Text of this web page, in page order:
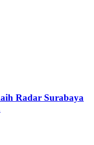
Radar Surabaya